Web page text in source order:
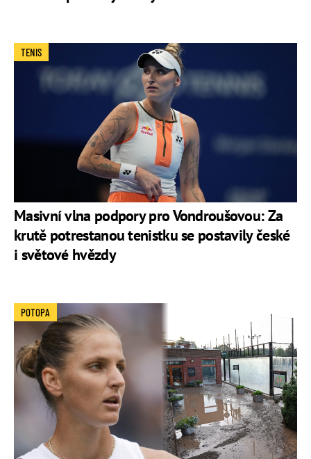
Masivní vlna podpory pro Vondroušovou: Za
krutě potrestanou tenistku se postavily české
i světové hvězdy
TENIS
POTOPA